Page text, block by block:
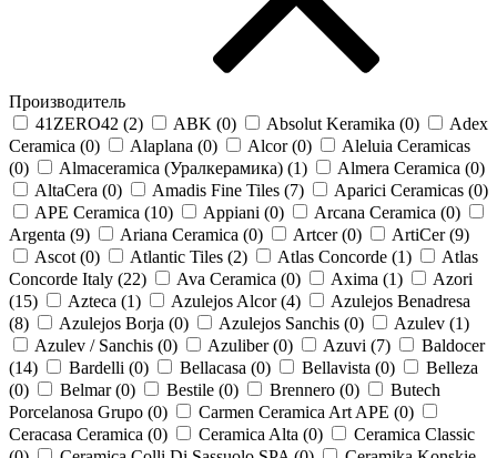
Производитель
41ZERO42 (2) ABK (0) Absolut Keramika (0)
Adex
Ceramica (0) Alaplana (0) Alcor (0)
Aleluia Ceramicas
(0) Almaceramica (Уралкерамика) (1) Almera Ceramica (0)
AltaCera (0) Amadis Fine Tiles (7) Aparici Ceramicas (0)
APE Ceramica (10) Appiani (0) Arcana Ceramica (0)
Argenta (9) Ariana Ceramica (0) Artcer (0) ArtiCer (9)
Ascot (0) Atlantic Tiles (2) Atlas Concorde (1)
Atlas
Concorde Italy (22) Ava Ceramica (0) Axima (1)
Azori
(15) Azteca (1) Azulejos Alcor (4)
Azulejos Benadresa
(8) Azulejos Borja (0) Azulejos Sanchis (0) Azulev (1)
Azulev / Sanchis (0) Azuliber (0) Azuvi (7)
Baldocer
(14) Bardelli (0) Bellacasa (0) Bellavista (0)
Belleza
(0) Belmar (0) Bestile (0) Brennero (0)
Butech
Porcelanosa Grupo (0) Carmen Ceramica Art APE (0)
Ceracasa Ceramica (0) Ceramica Alta (0)
Ceramica Classic